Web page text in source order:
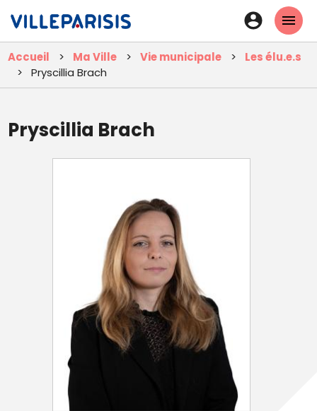
contenu
principal
En-
tête
-
Accueil Ma Ville Vie municipale
Les élu.e.s
Pryscillia Brach
Pryscillia Brach